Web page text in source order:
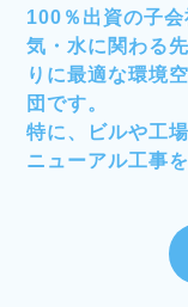
100％出資の子
気・水に関わる
りに最適な環境
団です。
特に、ビルや工
ニューアル工事